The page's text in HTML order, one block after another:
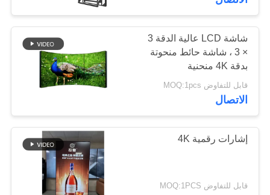
شاشة LCD عالية الدقة 3
× 3 ، شاشة حائط منحوتة
بدقة 4K منحنية
قابل للتفاوض MOQ:1pcs
الاتصال
إشارات رقمية 4K
قابل للتفاوض MOQ:1PCS